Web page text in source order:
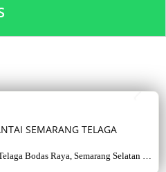
SEMARANG TELAGA
Bodas Raya, Semarang Selatan –